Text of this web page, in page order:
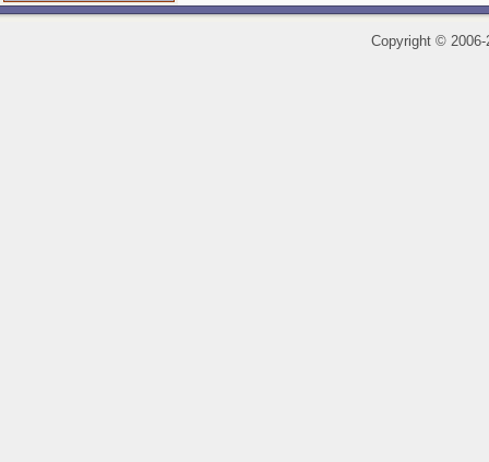
Copyright ©